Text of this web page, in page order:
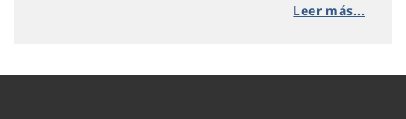
Leer más...